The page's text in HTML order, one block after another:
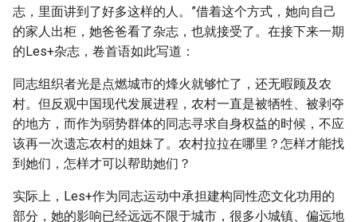
志，里面讲到了好多这样的人。”借着这个方式，她向自己
的家人出柜，她爸爸看了杂志，也就接受了。在接下来一期
的Les+杂志，卷首语如此写道：
同志组织者光是点燃城市的烽火就够忙了，还无暇顾及农
村。但反观中国现代发展进程，农村一直是被牺牲、被剥夺
的地方，而作为弱势群体的同志寻求自身权益的时候，不应
该再一次遗忘农村的姐妹了。农村拉拉在哪里？怎样才能找
到她们，怎样才可以帮助她们？
实际上，Les+作为同志运动中承担建构同性恋文化功用的
部分，她的影响已经远远不限于城市，很多小城镇、偏远地